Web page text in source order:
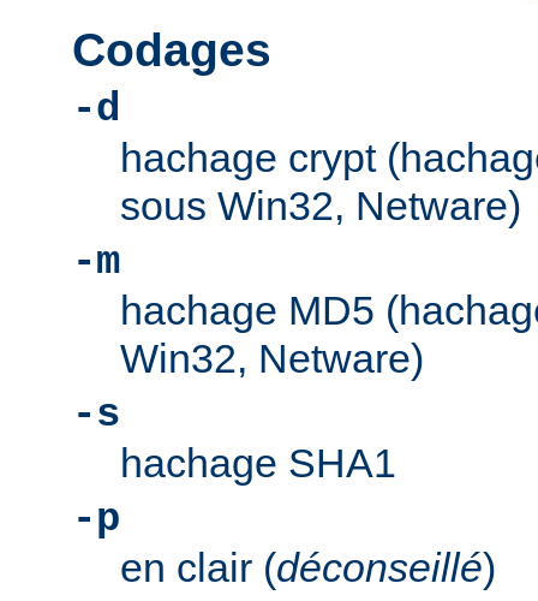
Codages
-d
hachage crypt
sous Win32, Netware)
-m
hachage MD5
Win32, Netware)
-s
hachage SHA1
-p
en clair (déconseillé)